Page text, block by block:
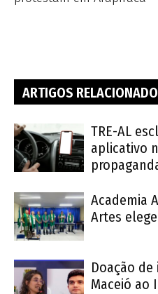
ARTIGOS
TRE-AL
aplicativo
Academia
Artes
Doação
Maceió ao